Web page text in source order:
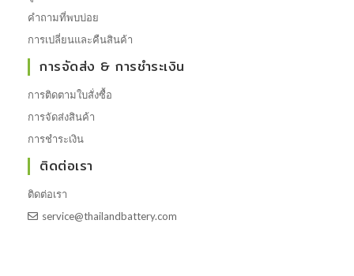
คำถามที่พบบ่อย
การเปลี่ยนและคืนสินค้า
การจัดส่ง & การชำระเงิน
การติดตามใบสั่งซื้อ
การจัดส่งสินค้า
การชำระเงิน
ติดต่อเรา
ติดต่อเรา
service@thailandbattery.com